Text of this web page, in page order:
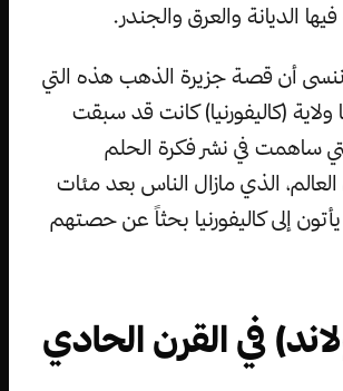
الديانة والعرق والجندر.
أن قصة جزيرة الذهب هذه التي
(كاليفورنيا) كانت قد سبقت
ساهمت في نشر فكرة الحلم
العالم، الذي مازال الناس بعد مئات
إلى كاليفورنيا بحثاً عن حصتهم
في القرن الحادي